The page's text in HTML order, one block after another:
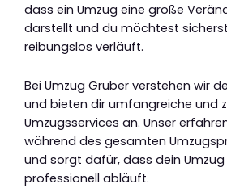
dass ein Umzug eine große
darstellt und du möchtest
reibungslos verläuft.
Bei Umzug Gruber verstehen wir
und bieten dir umfangreiche und
Umzugsservices an. Unser
während des gesamten
und sorgt dafür, dass dein
professionell abläuft.